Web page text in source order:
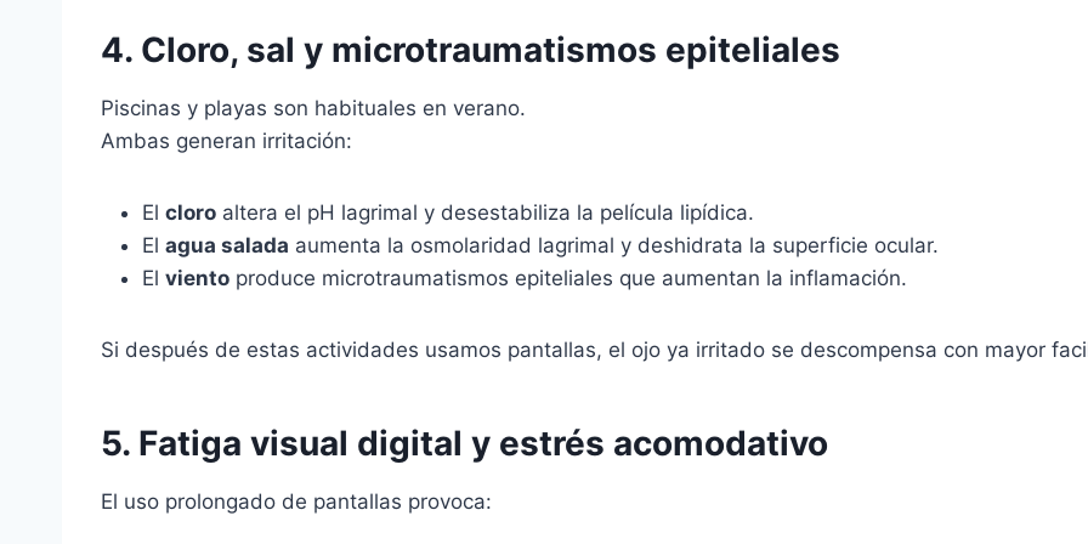
4. Cloro, sal y microtraumatismos epiteliales
Piscinas y playas son habituales en verano.
Ambas generan irritación:
El cloro altera el pH lagrimal y desestabiliza la película lipídica.
El agua salada aumenta la osmolaridad lagrimal y deshidrata la superficie ocular.
El viento produce microtraumatismos epiteliales que aumentan la inflamación.
Si después de estas actividades usamos pantallas, el ojo ya irritado se descompensa con mayor
5. Fatiga visual digital y estrés acomodativo
El uso prolongado de pantallas provoca: